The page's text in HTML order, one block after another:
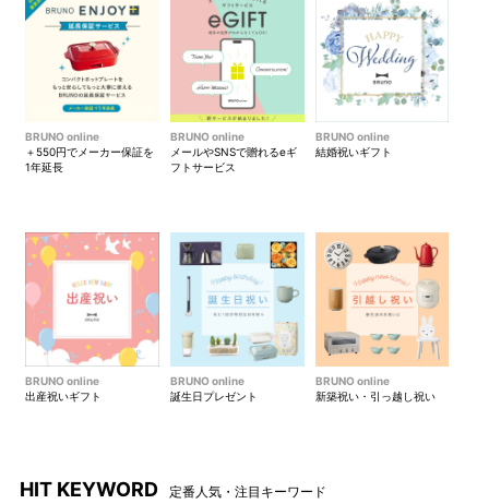
香りは人によって好みが分かれるもの。こちらのコースでは、
100%天然の精油を組み合わせて、自分の好みの香りを発見し、
オリジナルコロンを作ります。アロマテラピーの有資格者の講
師が丁寧にアドバイスしますので、アロマ初心者の方にもおす
すめです。
に囲まれた、まるでおとぎの国のような店内で、スワッグを作
BRUNO online
＋550円でメーカー保証を
1年延長
BRUNO online
メールやSNSで贈れるeギ
フトサービス
BRUNO online
結婚祝いギフト
BRUNO online
出産祝いギフト
BRUNO online
誕生日プレゼント
BRUNO online
新築祝い・引っ越し祝い
HIT KEYWORD 定番人気・注目キーワード